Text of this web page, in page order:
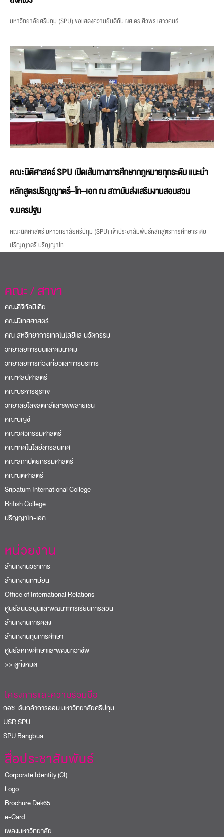
มหาวิทยาลัยศรีปทุม (SPU) ขอแสดงความยินดีกับ ผศ.ดร.ศิวพร เสาวคนธ์
คณะนิติศาสตร์ SPU เปิดเส้นทางการศึกษากฎหมายทุกระดับ แนะนำ
หลักสูตรปริญญาตรี–โท–เอก ณ สถาบันส่งเสริมงานสอบสวน
จ.นครปฐม
คณะนิติศาสตร์ มหาวิทยาลัยศรีปทุม (SPU) เข้าประชาสัมพันธ์หลักสูตรการศึกษาระดับ
ปริญญาตรี ปริญญาโท
คณะ / สาขา
คณะดิจิทัลมีเดีย
คณะนิเทศศาสตร์
คณะสหวิทยาการเทคโนโลยีและนวัตกรรม
วิทยาลัยการบินและคมนาคม
วิทยาลัยการท่องเที่ยวและการบริการ
คณะศิลปศาสตร์
คณะบริหารธุรกิจ
วิทยาลัยโลจิสติกส์และซัพพลายเชน
คณะบัญชี
คณะวิศวกรรมศาสตร์
คณะเทคโนโลยีสารสนเทศ
คณะสถาปัตยกรรมศาสตร์
คณะนิติศาสตร์
Sripatum International College
British College
ปริญญาโท-เอก
หน่วยงาน
สำนักงานวิชาการ
สำนักงานทะเบียน
Office of International Relations
ศูนย์สนับสนุนและพัฒนาการเรียนการสอน
สำนักงานการคลัง
สำนักงานทุนการศึกษา
ศูนย์สหกิจศึกษาและพัฒนาอาชีพ
>> ดูทั้งหมด
โครงการและความร่วมมือ
ช. ต้นกล้าการออม มหาวิทยาลัยศรีปทุม
SPU
Bangbua
สื่อประชาสัมพันธ์
Corporate Identity (CI)
Logo
Brochure Dek65
e-Card
เพลงมหาวิทยาลัย